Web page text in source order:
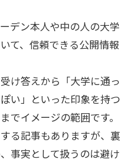
デン本人や中の人の大学
て、信頼できる公開情報
け答えから「大学に通っ
い」といった印象を持つ
でイメージの範囲です。
る記事もありますが、裏
事実として扱うのは避け